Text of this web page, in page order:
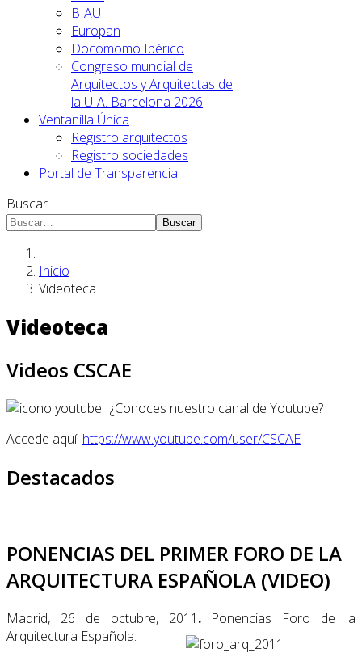
BIAU
Europan
Docomomo Ibérico
Congreso mundial de
Arquitectos y Arquitectas de
la UIA. Barcelona 2026
Ventanilla Única
Registro arquitectos
Registro sociedades
Portal de Transparencia
Buscar
Buscar
Inicio
Videoteca
Videoteca
Videos CSCAE
¿Conoces nuestro canal de Youtube?
Accede aquí: https://www.youtube.com/user/CSCAE
Destacados
PONENCIAS DEL PRIMER FORO DE LA
ARQUITECTURA ESPAÑOLA (VIDEO)
Madrid, 26 de octubre, 2011 . Ponencias Foro de la
Arquitectura Española: